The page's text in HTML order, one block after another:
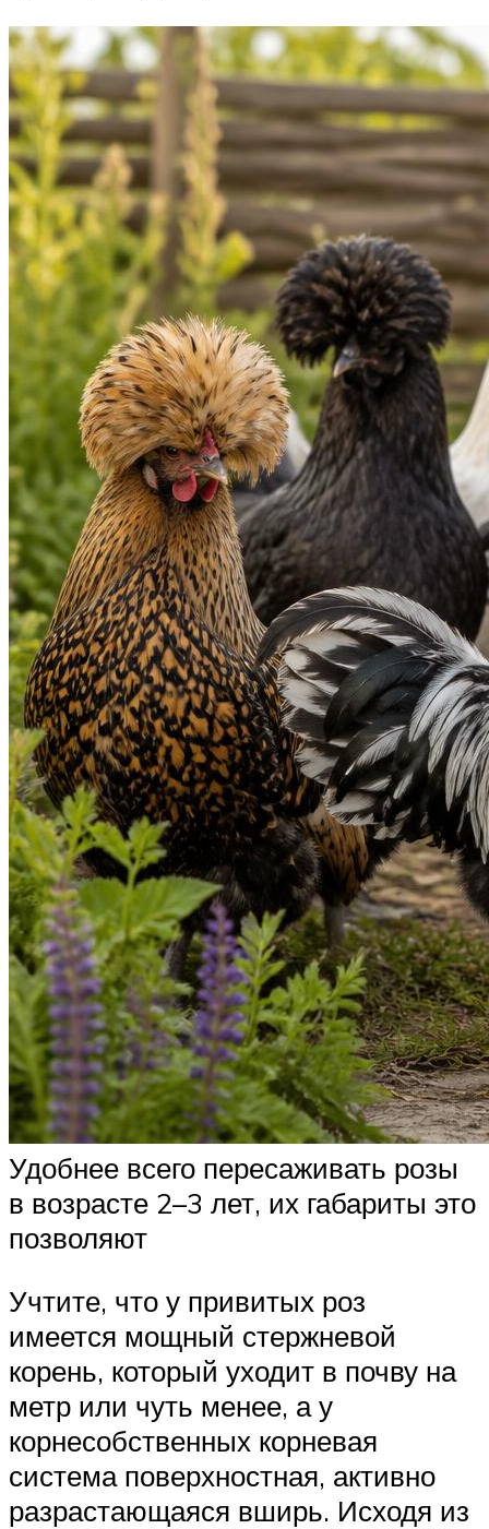
Удобнее всего пересаживать розы
в возрасте 2–3 лет, их габариты это
позволяют
Учтите, что у привитых роз
имеется мощный стержневой
корень, который уходит в почву на
метр или чуть менее, а у
корнесобственных корневая
система поверхностная, активно
разрастающаяся вширь. Исходя из